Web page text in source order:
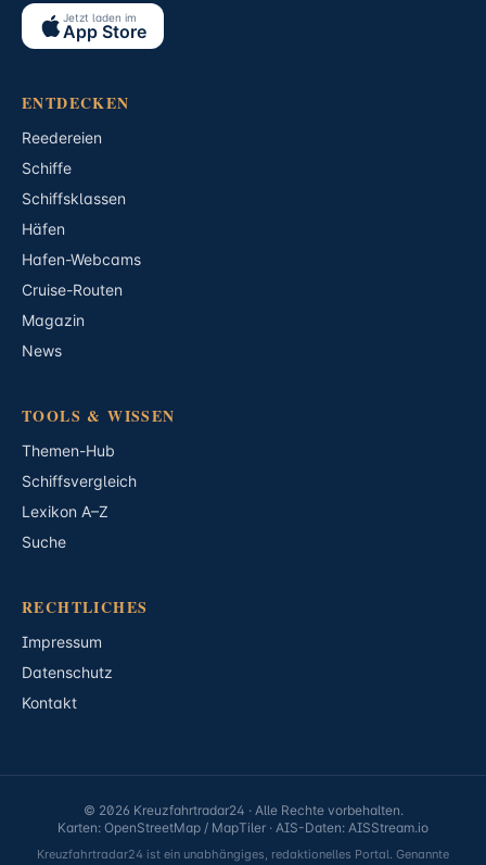
Jetzt laden im
App Store
ENTDECKEN
Reedereien
Schiffe
Schiffsklassen
Häfen
Hafen-Webcams
Cruise-Routen
Magazin
News
TOOLS & WISSEN
Themen-Hub
Schiffsvergleich
Lexikon A–Z
Suche
RECHTLICHES
Impressum
Datenschutz
Kontakt
© 2026 Kreuzfahrtradar24 · Alle Rechte vorbehalten.
Karten: OpenStreetMap / MapTiler · AIS-Daten: AISStream.io
Kreuzfahrtradar24 ist ein unabhängiges, redaktionelles Portal. Genannte